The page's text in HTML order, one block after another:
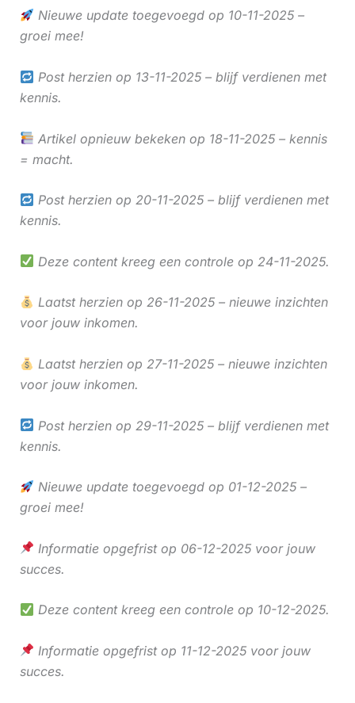
Nieuwe update toegevoegd op 10-11-2025 –
groei mee!
Post herzien op 13-11-2025 – blijf verdienen met
kennis.
Artikel opnieuw bekeken op 18-11-2025 – kennis
= macht.
Post herzien op 20-11-2025 – blijf verdienen met
kennis.
Deze content kreeg een controle op 24-11-2025.
Laatst herzien op 26-11-2025 – nieuwe inzichten
voor jouw inkomen.
Laatst herzien op 27-11-2025 – nieuwe inzichten
voor jouw inkomen.
Post herzien op 29-11-2025 – blijf verdienen met
kennis.
Nieuwe update toegevoegd op 01-12-2025 –
groei mee!
Informatie opgefrist op 06-12-2025 voor jouw
succes.
Deze content kreeg een controle op 10-12-2025.
Informatie opgefrist op 11-12-2025 voor jouw
succes.